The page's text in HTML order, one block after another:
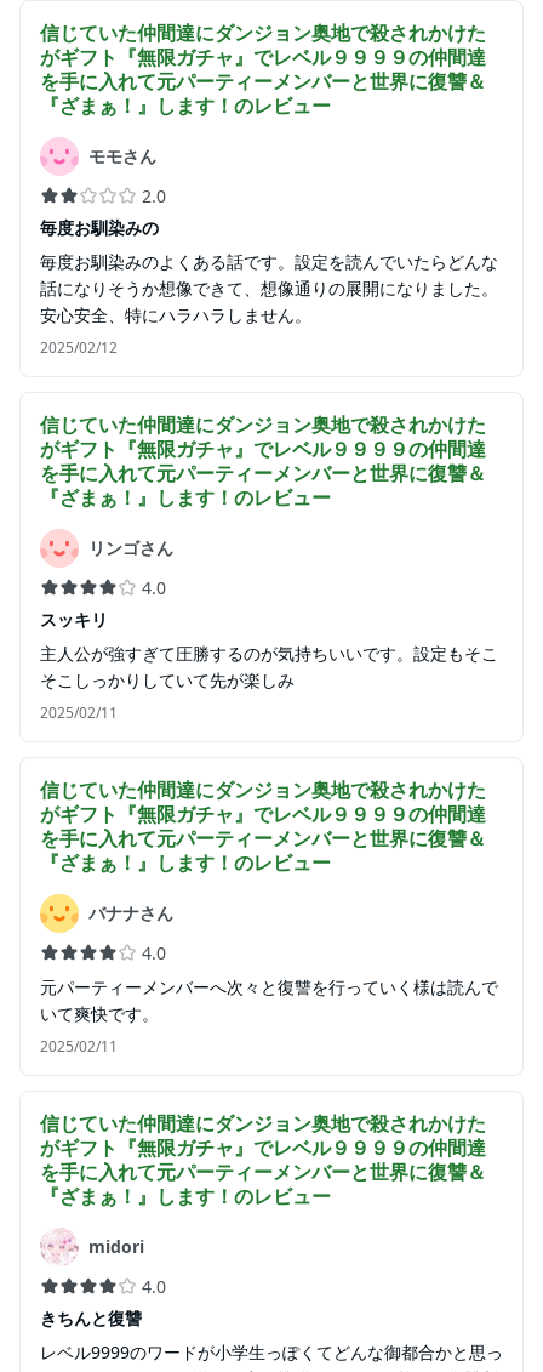
信じていた仲間達にダンジョン奥地で殺されかけた
がギフト『無限ガチャ』でレベル９９９９の仲間達
を手に入れて元パーティーメンバーと世界に復讐＆
『ざまぁ！』します！ のレビュー
モモさん
2.0
毎度お馴染みの
毎度お馴染みのよくある話です。設定を読んでいたらどんな
話になりそうか想像できて、想像通りの展開になりました。
安心安全、特にハラハラしません。
2025/02/12
信じていた仲間達にダンジョン奥地で殺されかけた
がギフト『無限ガチャ』でレベル９９９９の仲間達
を手に入れて元パーティーメンバーと世界に復讐＆
『ざまぁ！』します！ のレビュー
リンゴさん
4.0
スッキリ
主人公が強すぎて圧勝するのが気持ちいいです。設定もそこ
そこしっかりしていて先が楽しみ
2025/02/11
信じていた仲間達にダンジョン奥地で殺されかけた
がギフト『無限ガチャ』でレベル９９９９の仲間達
を手に入れて元パーティーメンバーと世界に復讐＆
『ざまぁ！』します！ のレビュー
バナナさん
4.0
元パーティーメンバーへ次々と復讐を行っていく様は読んで
いて爽快です。
2025/02/11
信じていた仲間達にダンジョン奥地で殺されかけた
がギフト『無限ガチャ』でレベル９９９９の仲間達
を手に入れて元パーティーメンバーと世界に復讐＆
『ざまぁ！』します！ のレビュー
midori
4.0
きちんと復讐
レベル9999のワードが小学生っぽくてどんな御都合かと思っ